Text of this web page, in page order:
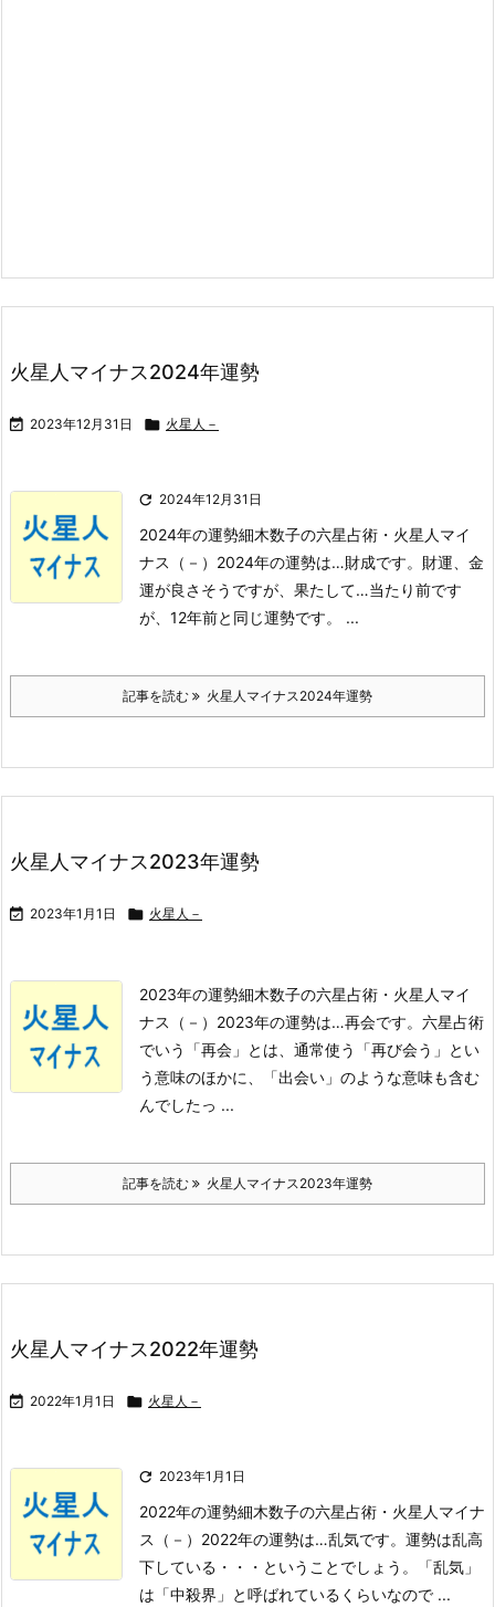
火星人マイナス2024年運勢
 2023年12月31日  火星人－
 2024年12月31日
2024年の運勢細木数子の六星占術・火星人マイ
ナス（－）2024年の運勢は…財成です。 財運、金
運が良さそうですが、果たして…当たり前です
が、12年前と同じ運勢です。
...
記事を読む 火星人マイナス2024年運勢
火星人マイナス2023年運勢
 2023年1月1日  火星人－
2023年の運勢細木数子の六星占術・火星人マイ
ナス（－）2023年の運勢は…再会です。 六星占術
でいう「再会」とは、通常使う「再び会う」とい
う意味のほかに、「出会い」のような意味も含む
んでしたっ ...
記事を読む 火星人マイナス2023年運勢
火星人マイナス2022年運勢
 2022年1月1日  火星人－
 2023年1月1日
2022年の運勢細木数子の六星占術・火星人マイナ
ス（－）2022年の運勢は…乱気です。 運勢は乱高
下している・・・ということでしょう。
「乱気」
は「中殺界」と呼ばれているくらいなので ...